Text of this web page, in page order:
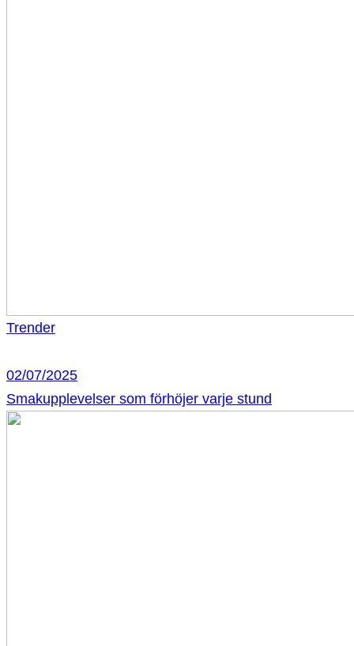
Trender
02/07/2025
Smakupplevelser som förhöjer varje stund